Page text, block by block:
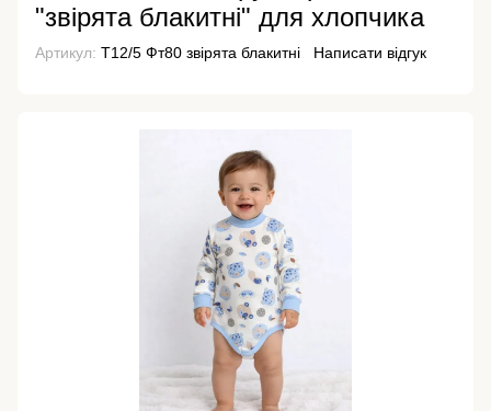
"звірята блакитні" для хлопчика
Артикул: Т12/5 Фт80 звірята блакитні Написати відгук